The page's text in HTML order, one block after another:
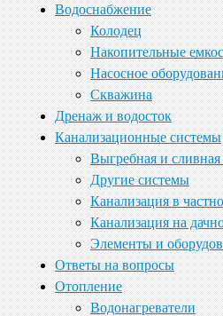
Водоснабжение
Колодец
Накопительные
Насосное
Скважина
Дренаж и водосток
Канализационные системы
Выгребная и
Другие системы
Канализация в
Канализация на
Элементы и
Ответы на вопросы
Отопление
Водонагреватели